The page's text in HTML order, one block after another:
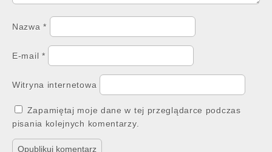
Nazwa*
E-mail *
Witryna internetowa
Zapamiętaj moje dane w tej przeglądarce podczas
pisania kolejnych komentarzy.